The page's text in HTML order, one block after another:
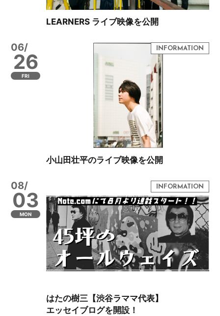
LEARNERS ライブ映像を公開
06/
26
FRI
小山田壮平のライブ映像を公開
08/
03
MON
はたの樹三【渋谷ラママ代表】
エッセイブログを開設！